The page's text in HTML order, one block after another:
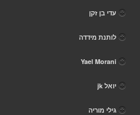
עדי בן זקן
לותנת מידדה
Yael Morani
יואל jk
גילי מוריה